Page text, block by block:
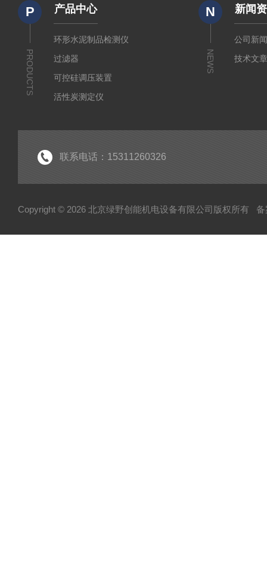
P
PRODUCTS
产品中心
环形水泥制品检测仪
过滤器
可控硅调压装置
活性炭测定仪
N
NEWS
新闻
公司新
技术文
联系电话：15311260326
Copyright © 2026 北京绿野创能机电设备有限公司版权所有 备